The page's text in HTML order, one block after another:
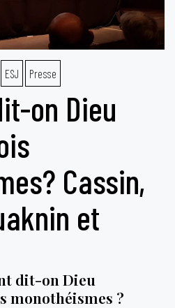
ESJ Presse
on Dieu
Cassin,
et
dit-on Dieu
monothéismes ?